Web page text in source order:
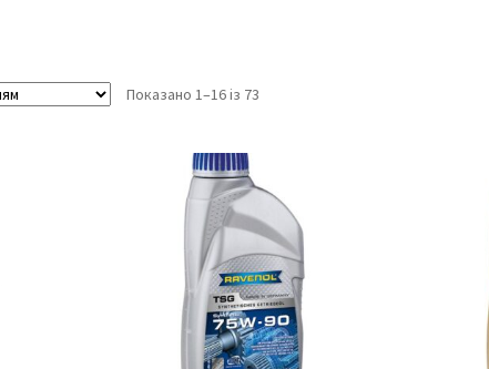
Показано 1–16 із 73